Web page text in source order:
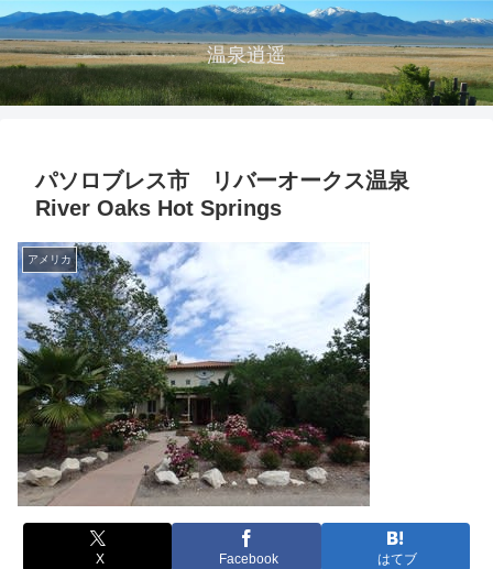
温泉逍遥
パソロブレス市 リバーオークス温泉
River Oaks Hot Springs
アメリカ
X Facebook はてブ